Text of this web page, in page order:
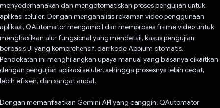
menyederhanakan dan mengotomatiskan proses pengujian untuk
aplikasi seluler. Dengan menganalisis rekaman video penggunaan
aplikasi, QAutomator mengambil dan memproses frame video untuk
menghasilkan alur fungsional yang mendetail, kasus pengujian
berbasis UI yang komprehensif, dan kode Appium otomatis.
Pendekatan ini menghilangkan upaya manual yang biasanya dikaitkan
dengan pengujian aplikasi seluler, sehingga prosesnya lebih cepat,
lebih efisien, dan sangat andal.
Dengan memanfaatkan Gemini API yang canggih, QAutomator